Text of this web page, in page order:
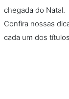
chegada do Natal.
Confira nossas
cada um dos